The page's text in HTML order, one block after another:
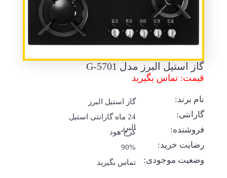
گاز استیل البرز مدل G-5701
قیمت: تماس بگیرید
نام برند: گاز استیل البرز
گارانتی:
24 ماه گارانتی استیل
البرز
فروشنده: کرج هود
رضایت خرید: 90%
وضعیت موجودی: تماس بگیرید